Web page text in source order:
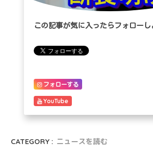
この記事が気に入ったらフォローし
フォローする
YouTube
CATEGORY : ニュースを読む